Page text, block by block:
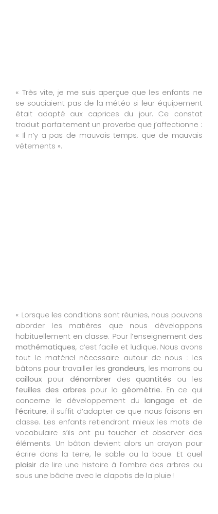
« Très vite, je me suis aperçue que les enfants ne
se souciaient pas de la météo si leur équipement
était adapté aux caprices du jour. Ce constat
traduit parfaitement un proverbe que j’affectionne :
« Il n’y a pas de mauvais temps, que de mauvais
vêtements ».
« Lorsque les conditions sont réunies, nous pouvons
aborder les matières que nous développons
habituellement en classe. Pour l’enseignement des
mathématiques, c’est facile et ludique. Nous avons
tout le matériel nécessaire autour de nous : les
bâtons pour travailler lesgrandeurs, les marrons ou
cailloux pour dénombrerdesquantités ou les
feuilles des arbres pour lagéométrie. En ce qui
concerne le développement dulangage et de
l’écriture, il suffit d’adapter ce que nous faisons en
classe. Les enfants retiendront mieux les mots de
vocabulaire s’ils ont pu toucher et observer des
éléments. Un bâton devient alors un crayon pour
écrire dans la terre, le sable ou la boue. Et quel
plaisir de lire une histoire à l’ombre des arbres ou
sous une bâche avec le clapotis de la pluie !